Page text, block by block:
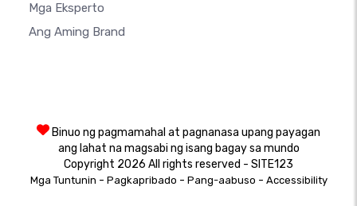
Mga Eksperto
Ang Aming Brand
Binuo ng pagmamahal at pagnanasa upang payagan
ang lahat na magsabi ng isang bagay sa mundo
Copyright 2026 All rights reserved - SITE123
Mga Tuntunin - Pagkapribado - Pang-aabuso - Accessibility